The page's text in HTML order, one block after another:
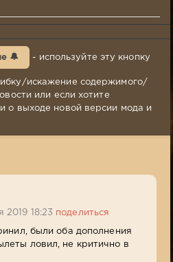
🔔 - используйте эту кнопку
искажение содержимого/
или если хотите
о выходе новой версии мода и
2019 18:23 поделиться
были оба дополнения
ловил, не критично в